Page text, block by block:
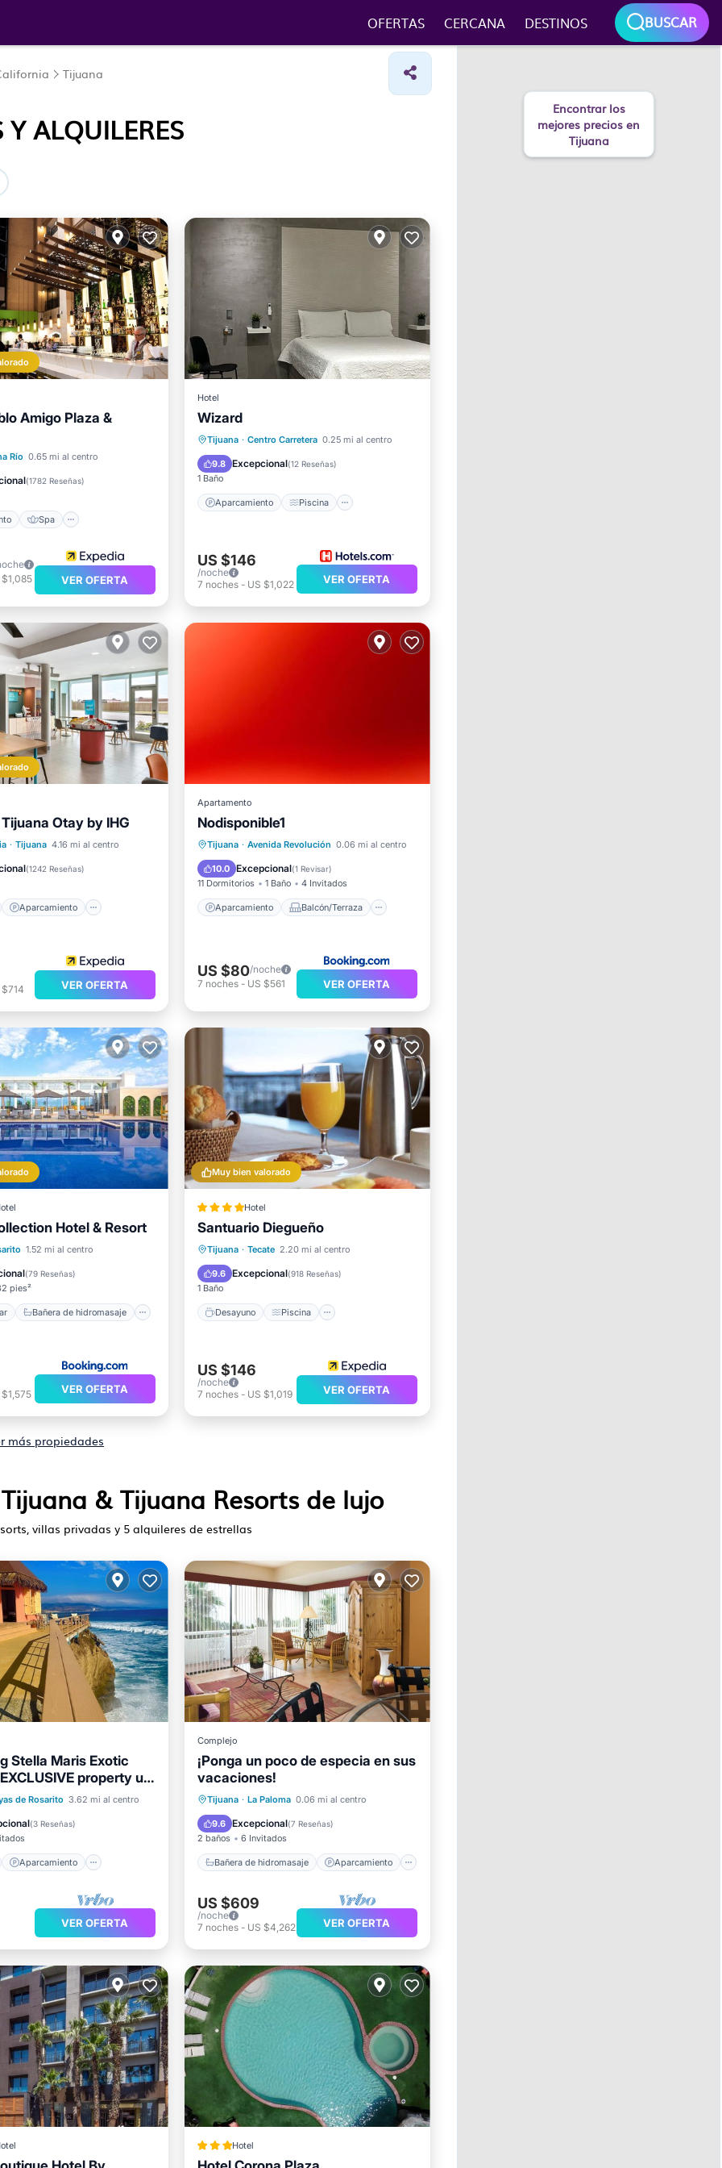
OFERTAS CERCANA DESTINOS BUSCAR
Tijuana
Y ALQUILERES
Amigo Plaza &
Río 0.65 mi al centro
(1782 Reseñas)
Spa
Spa
Internet
$1,085 VER OFERTA
Hotel
Wizard
Tijuana · Centro Carretera 0.25 mi al centro
9.8 Excepcional(12 Reseñas)
1 Baño
Aparcamiento Piscina
Aparcamiento
Piscina
Balcón/Terraza
Cocina
US $146
/noche
7 noches- US $1,022 VER OFERTA
Otay by IHG
· Tijuana 4.16 mi al centro
(1242 Reseñas)
Aparcamiento
Aparcamiento
Internet
$714 VER OFERTA
Apartamento
Nodisponible1
Tijuana · Avenida Revolución 0.06 mi al centro
10.0 Excepcional(1 Revisar)
11 Dormitorios 1 Baño 4 Invitados
Aparcamiento Balcón/Terraza
Aparcamiento
Balcón/Terraza
Aire acondicionado
US $80/noche
7 noches- US $561 VER OFERTA
Hotel & Resort
1.52 mi al centro
(79 Reseñas)
pies²
Bañera de hidromasaje
mar
hidromasaje
Desayuno
$1,575 VER OFERTA
Muy bien valorado
Hotel
Santuario Diegueño
Tijuana · Tecate 2.20 mi al centro
9.6 Excepcional(918 Reseñas)
1 Baño
Desayuno Piscina
Desayuno Piscina
Balcón/Terraza
US $146
/noche
7 noches- US $1,019 VER OFERTA
más propiedades
& Tijuana Resorts de lujo
villas privadas y 5 alquileres de estrellas
Stella Maris Exotic
property up
de Rosarito 3.62 mi al centro
(3 Reseñas)
Aparcamiento
Aparcamiento
Vista al mar
VER OFERTA
Complejo
¡Ponga un poco de especia en sus
vacaciones!
Tijuana · La Paloma 0.06 mi al centro
9.6 Excepcional(7 Reseñas)
2 baños 6 Invitados
Bañera de hidromasaje Aparcamiento
Bañera de hidromasaje
Aparcamiento
Piscina
US $609
/noche
7 noches- US $4,262 VER OFERTA
Hotel